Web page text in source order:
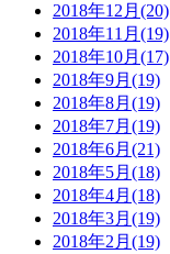
2018年12月(20)
2018年11月(19)
2018年10月(17)
2018年9月(19)
2018年8月(19)
2018年7月(19)
2018年6月(21)
2018年5月(18)
2018年4月(18)
2018年3月(19)
2018年2月(19)